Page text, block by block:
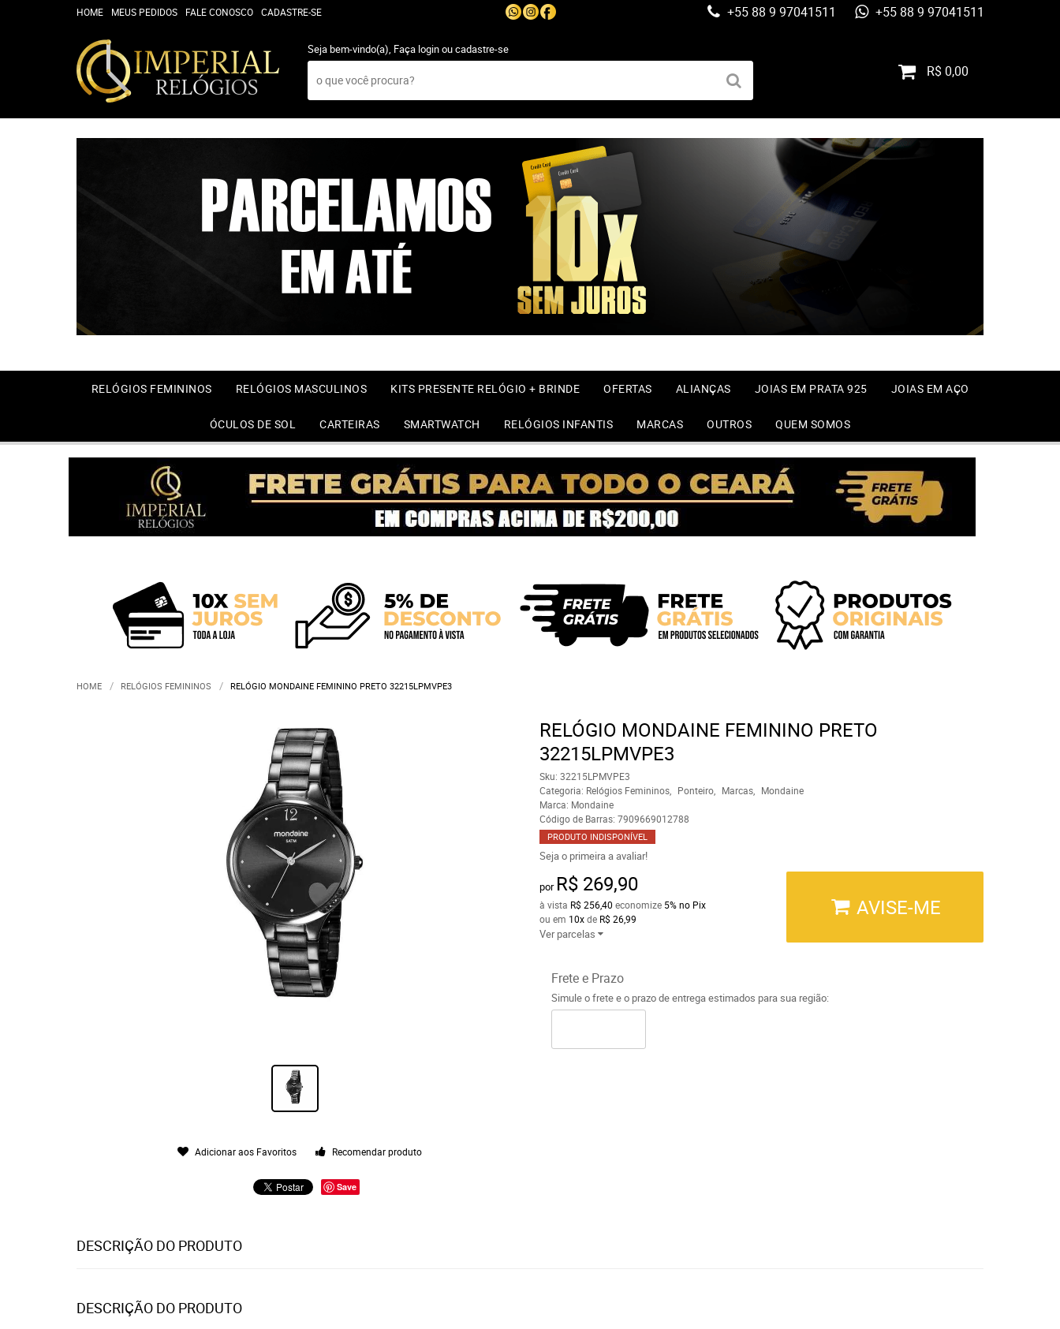
HOME MEUS PEDIDOS FALE CONOSCO CADASTRE-SE +55 88 9 97041511 +55 88 9 97041511
Seja bem-vindo(a), Faça loginoucadastre-se
R$ 0,00
RELÓGIOS FEMININOS RELÓGIOS MASCULINOS KITS PRESENTE RELÓGIO + BRINDE OFERTAS ALIANÇAS JOIAS EM PRATA 925 JOIAS EM AÇO
ÓCULOS DE SOL CARTEIRAS SMARTWATCH RELÓGIOS INFANTIS MARCAS OUTROS QUEM SOMOS
HOME RELÓGIOS FEMININOS RELÓGIO MONDAINE FEMININO PRETO 32215LPMVPE3
Adicionar aos Favoritos Recomendar produto
Save
RELÓGIO MONDAINE FEMININO PRETO
32215LPMVPE3
Sku: 32215LPMVPE3
Categoria: Relógios Femininos Ponteiro Marcas
Mondaine
Marca: Mondaine
Código de Barras: 7909669012788
PRODUTO INDISPONÍVEL
Seja o primeira a avaliar!
por R$ 269,90
à vista R$ 256,40 economize 5% no Pix
ou em 10xde R$ 26,99
Ver parcelas
AVISE-ME
Frete e Prazo
Simule o frete e o prazo de entrega estimados para sua região:
DESCRIÇÃO DO PRODUTO
DESCRIÇÃO DO PRODUTO